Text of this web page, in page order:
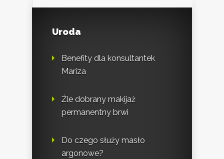
Uroda
Benefity dla konsultantek
Mariza
Źle dobrany makijaż
permanentny brwi
Do czego służy masło
argonowe?